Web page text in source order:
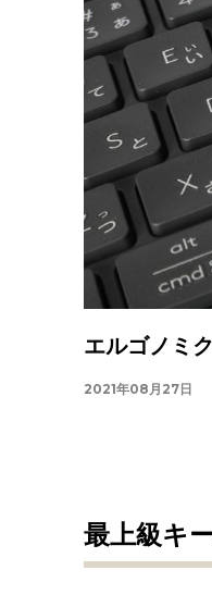
エルゴノミ
2021年08月27日
最上級キ